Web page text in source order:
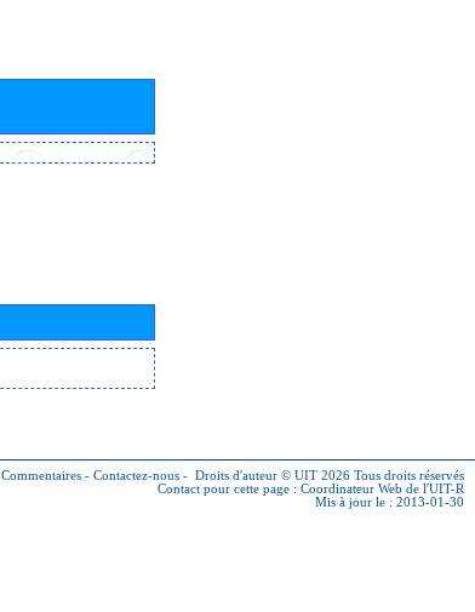
Commentaires - Contactez-nous - Droits d'auteur © UIT 2026 Tous droits réservés
Contact pour cette page : Coordinateur Web de l'UIT-R
Mis à jour le : 2013-01-30